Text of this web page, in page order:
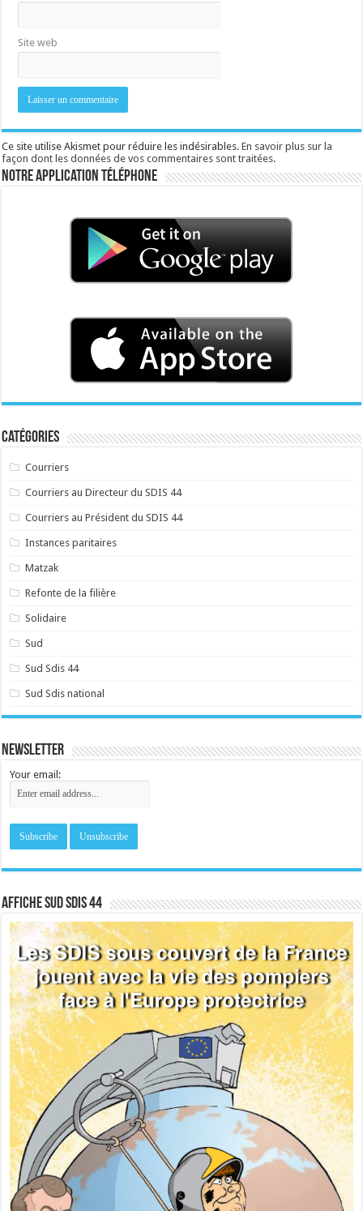
Site web
Ce site utilise Akismet pour réduire les indésirables.En savoir plus sur la
façon dont les données de vos commentaires sont traitées.
Notre application téléphone
Catégories
Courriers
Courriers au Directeur du SDIS 44
Courriers au Président du SDIS 44
Instances paritaires
Matzak
Refonte de la filière
Solidaire
Sud
Sud Sdis 44
Sud Sdis national
Newsletter
Your email:
Affiche sud SDIS 44